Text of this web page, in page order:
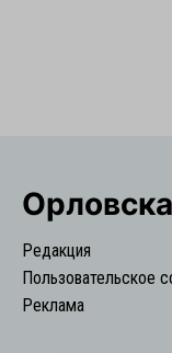
Редакция
Пользовательское
Реклама